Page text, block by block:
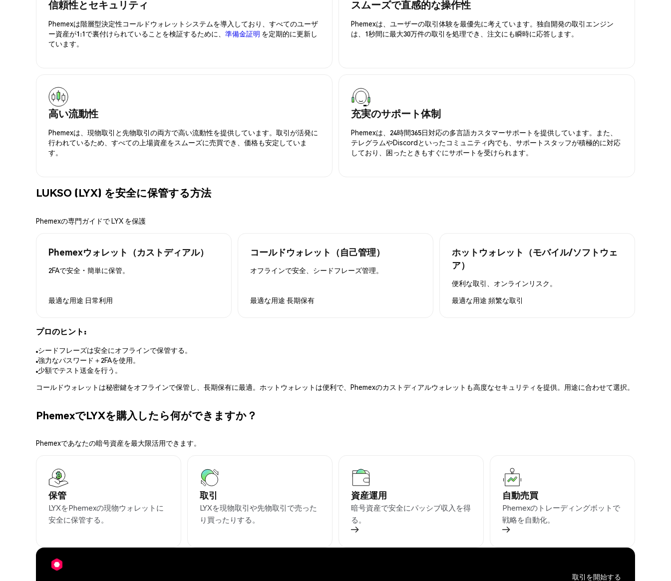
信頼性とセキュリティ
Phemexは階層型決定性コールドウォレットシステムを導入しており、すべてのユーザ
ー資産が1:1で裏付けられていることを検証するために、 準備金証明 を定期的に更新し
ています。
スムーズで直感的な操作性
Phemexは、ユーザーの取引体験を最優先に考えています。独自開発の取引エンジン
は、1秒間に最大30万件の取引を処理でき、注文にも瞬時に応答します。
高い流動性
Phemexは、現物取引と先物取引の両方で高い流動性を提供しています。取引が活発に
行われているため、すべての上場資産をスムーズに売買でき、価格も安定していま
す。
充実のサポート体制
Phemexは、24時間365日対応の多言語カスタマーサポートを提供しています。また、
テレグラムやDiscordといったコミュニティ内でも、サポートスタッフが積極的に対応
しており、困ったときもすぐにサポートを受けられます。
LUKSO (LYX) を安全に保管する方法
Phemexの専門ガイドで LYX を保護
Phemexウォレット（カストディアル）
2FAで安全・簡単に保管。
最適な用途 日常利用
コールドウォレット（自己管理）
オフラインで安全、シードフレーズ管理。
最適な用途 長期保有
ホットウォレット（モバイル/ソフトウェ
ア）
便利な取引、オンラインリスク。
最適な用途 頻繁な取引
プロのヒント:
シードフレーズは安全にオフラインで保管する。
強力なパスワード＋2FAを使用。
少額でテスト送金を行う。
コールドウォレットは秘密鍵をオフラインで保管し、長期保有に最適。ホットウォレットは便利で、Phemexのカストディアルウォレットも高度なセキュリティを提供。用途に合わせて選択。
PhemexでLYXを購入したら何ができますか？
Phemexであなたの暗号資産を最大限活用できます。
保管
LYXをPhemexの現物ウォレットに
安全に保管する。
取引
LYXを現物取引や先物取引で売った
り買ったりする。
資産運用
暗号資産で安全にパッシブ収入を得
る。
自動売買
Phemexのトレーディングボットで
戦略を自動化。
取引を開始する